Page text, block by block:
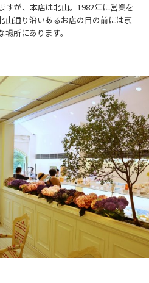
すが、本店は北山。1982年に営業を
山通り沿いあるお店の目の前には京
所にあります。